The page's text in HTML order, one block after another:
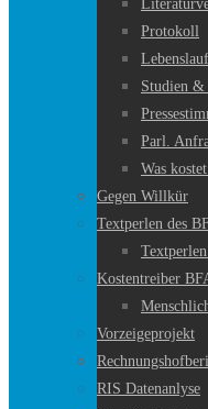
Protokoll
Lebenslauf
Studien &
Parl.
Was
Gegen Willkür
Textperlen des
Kostentreiber
Vorzeigeprojekt
RIS Datenanlyse